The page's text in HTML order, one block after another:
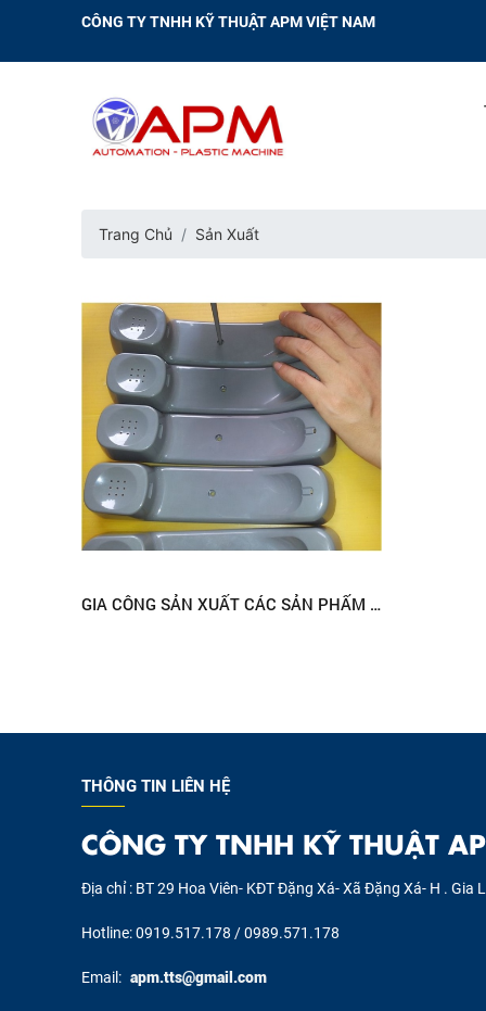
CÔNG TY TNHH KỸ THUẬT APM VIỆT NAM
Trang Chủ Sản Xuất
GIA CÔNG SẢN XUẤT CÁC SẢN PHẨM NHỰA KỸ THUẬT
THÔNG TIN LIÊN HỆ
CÔNG TY TNHH KỸ THUẬT
Địa chỉ : BT 29 Hoa Viên- KĐT Đặng Xá- Xã Đặng Xá- H . Gia
Hotline: 0919.517.178 / 0989.571.178
Email: apm.tts@gmail.com